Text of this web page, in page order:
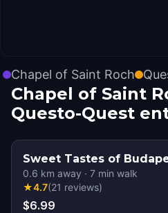
Chapel of Saint Roch
Chapel of Saint
Questo-Quest
Sweet Tastes of
0.6 km away · 7 min walk
★4.7(21 reviews)
$6.99